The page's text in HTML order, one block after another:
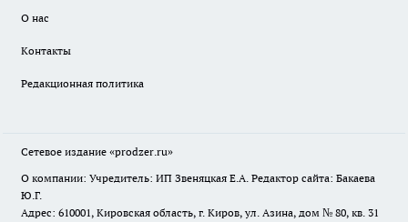
О нас
Контакты
Редакционная политика
Сетевое издание «prodzer.ru»
О компании: Учредитель: ИП Звеняцкая Е.А. Редактор сайта: Бакаева
Ю.Г.
Адрес: 610001, Кировская область, г. Киров, ул. Азина, дом № 80, кв. 31